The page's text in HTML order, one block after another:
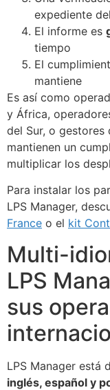
expediente
El informe es
tiempo
El
mantiene
Es así como
y África,
del Sur, o gestores
mantienen un
multiplicar los
Para instalar los
LPS Manager,
France o el kit
Multi-
LPS
sus
LPS Manager está
inglés, español y